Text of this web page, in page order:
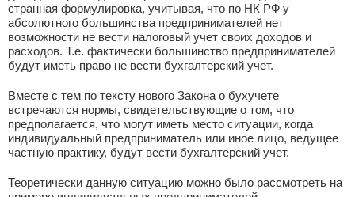
странная формулировка, учитывая, что по НК РФ у
абсолютного большинства предпринимателей нет
возможности не вести налоговый учет своих доходов и
расходов. Т.е. фактически большинство предпринимателей
будут иметь право не вести бухгалтерский учет.
Вместе с тем по тексту нового Закона о бухучете
встречаются нормы, свидетельствующие о том, что
предполагается, что могут иметь место ситуации, когда
индивидуальный предприниматель или иное лицо, ведущее
частную практику, будут вести бухгалтерский учет.
Теоретически данную ситуацию можно было рассмотреть на